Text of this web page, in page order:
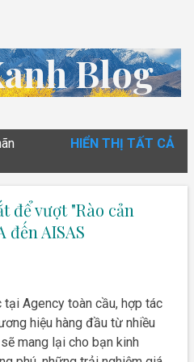
Blog
HIỂN THỊ TẤT CẢ
để vượt "Rào cản
đến AISAS
tại Agency toàn cầu, hợp tác
hiệu hàng đầu từ nhiều
mang lại cho bạn kinh